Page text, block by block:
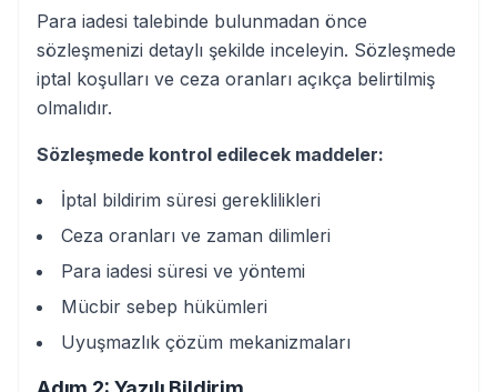
Para iadesi talebinde bulunmadan önce
sözleşmenizi detaylı şekilde inceleyin. Sözleşmede
iptal koşulları ve ceza oranları açıkça belirtilmiş
olmalıdır.
Sözleşmede kontrol edilecek maddeler:
İptal bildirim süresi gereklilikleri
Ceza oranları ve zaman dilimleri
Para iadesi süresi ve yöntemi
Mücbir sebep hükümleri
Uyuşmazlık çözüm mekanizmaları